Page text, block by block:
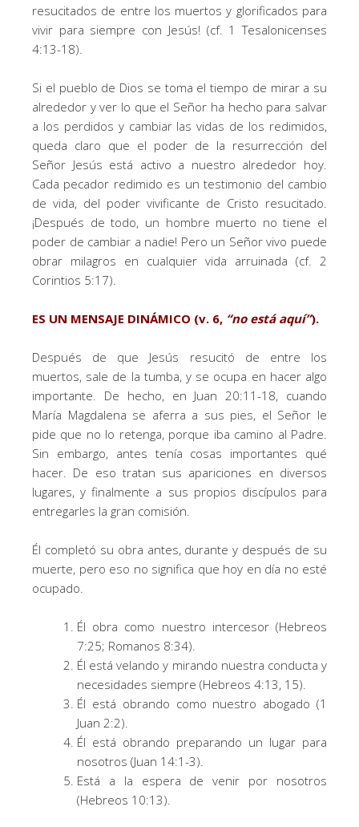
resucitados de entre los muertos y glorificados para
vivir para siempre con Jesús! (cf. 1 Tesalonicenses
4:13-18).
Si el pueblo de Dios se toma el tiempo de mirar a su
alrededor y ver lo que el Señor ha hecho para salvar
a los perdidos y cambiar las vidas de los redimidos,
queda claro que el poder de la resurrección del
Señor Jesús está activo a nuestro alrededor hoy.
Cada pecador redimido es un testimonio del cambio
de vida, del poder vivificante de Cristo resucitado.
¡Después de todo, un hombre muerto no tiene el
poder de cambiar a nadie! Pero un Señor vivo puede
obrar milagros en cualquier vida arruinada (cf. 2
Corintios 5:17).
ES UN MENSAJE DINÁMICO (v. 6, “no está aquí”).
Después de que Jesús resucitó de entre los
muertos, sale de la tumba, y se ocupa en hacer algo
importante. De hecho, en Juan 20:11-18, cuando
María Magdalena se aferra a sus pies, el Señor le
pide que no lo retenga, porque iba camino al Padre.
Sin embargo, antes tenía cosas importantes qué
hacer. De eso tratan sus apariciones en diversos
lugares, y finalmente a sus propios discípulos para
entregarles la gran comisión.
Él completó su obra antes, durante y después de su
muerte, pero eso no significa que hoy en día no esté
ocupado.
Él obra como nuestro intercesor (Hebreos
7:25; Romanos 8:34).
Él está velando y mirando nuestra conducta y
necesidades siempre (Hebreos 4:13, 15).
Él está obrando como nuestro abogado (1
Juan 2:2).
Él está obrando preparando un lugar para
nosotros (Juan 14:1-3).
Está a la espera de venir por nosotros
(Hebreos 10:13).